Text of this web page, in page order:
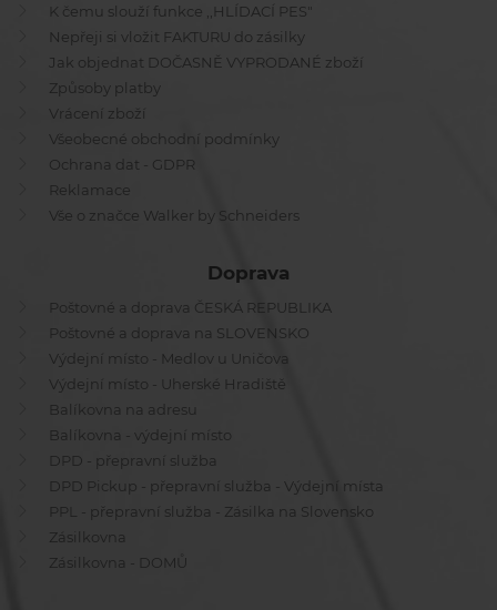
K čemu slouží funkce ,,HLÍDACÍ PES"
Nepřeji si vložit FAKTURU do zásilky
Jak objednat DOČASNĚ VYPRODANÉ zboží
Způsoby platby
Vrácení zboží
Všeobecné obchodní podmínky
Ochrana dat - GDPR
Reklamace
Vše o značce Walker by Schneiders
Doprava
Poštovné a doprava ČESKÁ REPUBLIKA
Poštovné a doprava na SLOVENSKO
Výdejní místo - Medlov u Uničova
Výdejní místo - Uherské Hradiště
Balíkovna na adresu
Balíkovna - výdejní místo
DPD - přepravní služba
DPD Pickup - přepravní služba - Výdejní místa
PPL - přepravní služba - Zásilka na Slovensko
Zásilkovna
Zásilkovna - DOMŮ